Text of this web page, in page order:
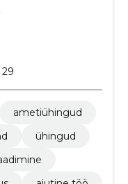
29
ametiühingud
ühingud